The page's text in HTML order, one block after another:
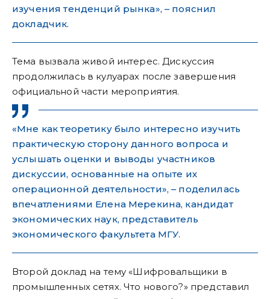
изучения тенденций рынка», – пояснил
докладчик.
Тема вызвала живой интерес. Дискуссия
продолжилась в кулуарах после завершения
официальной части мероприятия.
«Мне как теоретику было интересно изучить
практическую сторону данного вопроса и
услышать оценки и выводы участников
дискуссии, основанные на опыте их
операционной деятельности», – поделилась
впечатлениями Елена Мерекина, кандидат
экономических наук, представитель
экономического факультета МГУ.
Второй доклад на тему «Шифровальщики в
промышленных сетях. Что нового?» представил